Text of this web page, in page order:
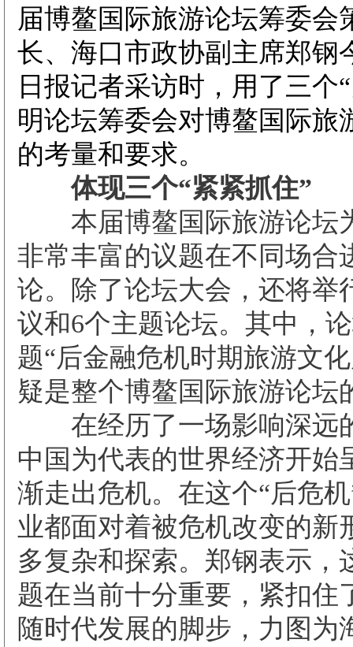
届博鳌国际旅游论坛筹委会
长、海口市政协副主席郑钢
日报记者采访时，用了三个
明论坛筹委会对博鳌国际旅
的考量和要求。
体现三个“紧紧抓住”
本届博鳌国际旅游论坛
非常丰富的议题在不同场合
论。除了论坛大会，还将举
议和6个主题论坛。其中，
题“后金融危机时期旅游文
疑是整个博鳌国际旅游论坛
在经历了一场影响深远
中国为代表的世界经济开始
渐走出危机。在这个“后危
业都面对着被危机改变的新
多复杂和探索。郑钢表示，
题在当前十分重要，紧扣住
随时代发展的脚步，力图为